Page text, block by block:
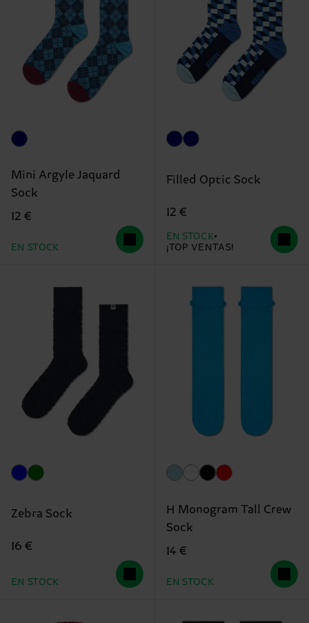
Mini Argyle Jaquard
Sock
12 €
EN STOCK
Filled Optic Sock
12 €
EN STOCK
¡TOP VENTAS!
Zebra Sock
16 €
EN STOCK
H Monogram Tall Crew
Sock
14 €
EN STOCK